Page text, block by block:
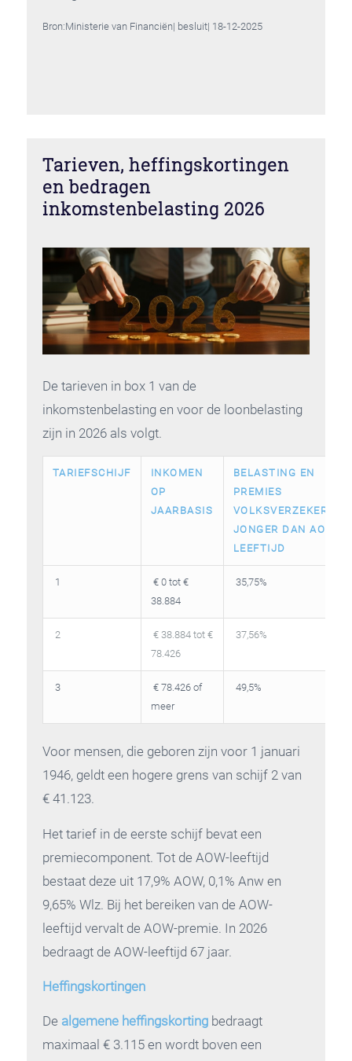
Bron:Ministerie van Financiën| besluit| 18-12-2025
Tarieven, heffingskortingen
en bedragen
inkomstenbelasting 2026
De tarieven in box 1 van de
inkomstenbelasting en voor de loonbelasting
zijn in 2026 als volgt.
TARIEFSCHIJF
INKOMEN
OP
JAARBASIS
BELASTING EN
PREMIES
JONGER DAN AOW-
LEEFTIJD
1
€ 0 tot €
38.884
35,75%
2
€ 38.884 tot €
78.426
37,56%
3
€ 78.426 of
meer
49,5%
Voor mensen, die geboren zijn voor 1 januari
1946, geldt een hogere grens van schijf 2 van
€ 41.123.
Het tarief in de eerste schijf bevat een
premiecomponent. Tot de AOW-leeftijd
bestaat deze uit 17,9% AOW, 0,1% Anw en
9,65% Wlz. Bij het bereiken van de AOW-
leeftijd vervalt de AOW-premie. In 2026
bedraagt de AOW-leeftijd 67 jaar.
Heffingskortingen
De algemene heffingskorting bedraagt
maximaal € 3.115 en wordt boven een